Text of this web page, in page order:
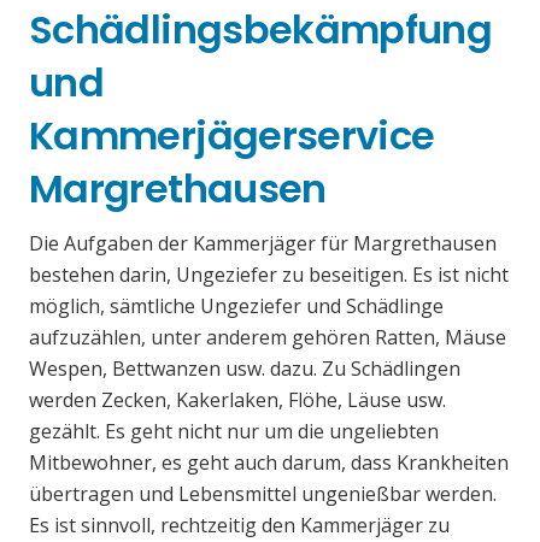
Schädlingsbekämpfung
und
Kammerjägerservice
Margrethausen
Die Aufgaben der Kammerjäger für Margrethausen
bestehen darin, Ungeziefer zu beseitigen. Es ist nicht
möglich, sämtliche Ungeziefer und Schädlinge
aufzuzählen, unter anderem gehören Ratten, Mäuse
Wespen, Bettwanzen usw. dazu. Zu Schädlingen
werden Zecken, Kakerlaken, Flöhe, Läuse usw.
gezählt. Es geht nicht nur um die ungeliebten
Mitbewohner, es geht auch darum, dass Krankheiten
übertragen und Lebensmittel ungenießbar werden.
Es ist sinnvoll, rechtzeitig den Kammerjäger zu